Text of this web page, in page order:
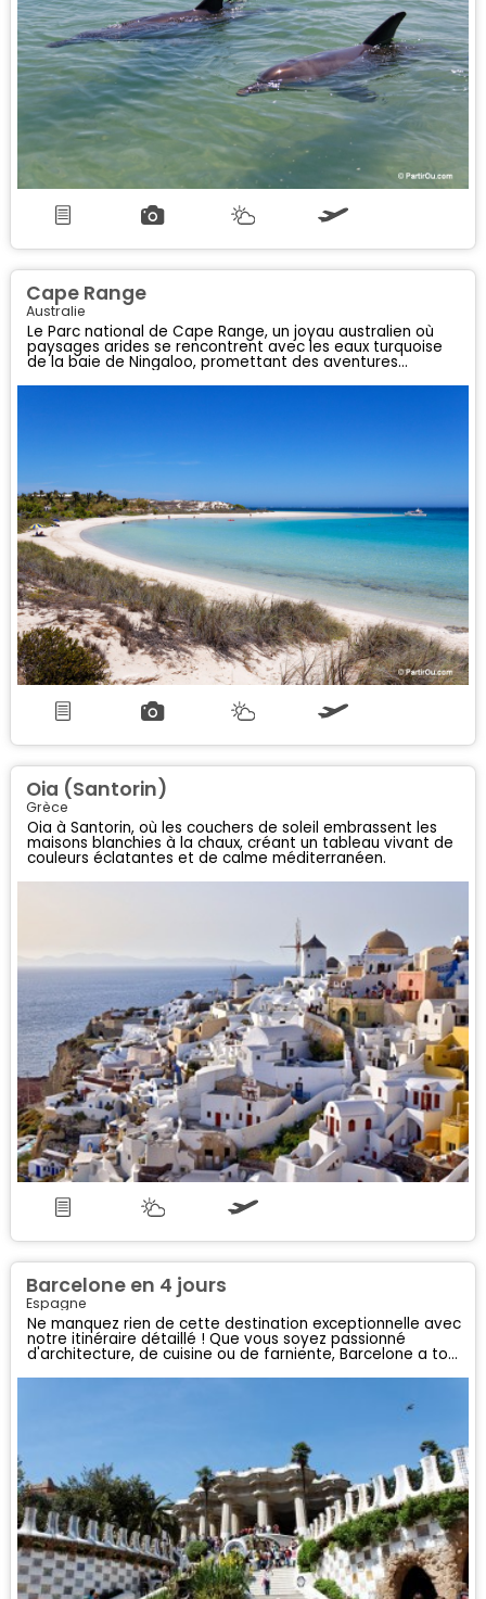
Cape Range
Australie
Le Parc national de Cape Range, un joyau australien où
paysages arides se rencontrent avec les eaux turquoise
de la baie de Ningaloo, promettant des aventures
Oia (Santorin)
Grèce
Oia à Santorin, où les couchers de soleil embrassent les
maisons blanchies à la chaux, créant un tableau vivant de
couleurs éclatantes et de calme méditerranéen.
Barcelone en 4 jours
Espagne
Ne manquez rien de cette destination exceptionnelle avec
notre itinéraire détaillé ! Que vous soyez passionné
d'architecture, de cuisine ou de farniente, Barcelone a tout